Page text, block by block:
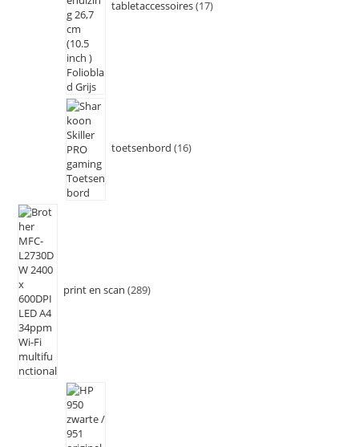
tabletaccessoires 17
toetsenbord 16
print en scan 289